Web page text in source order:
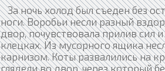
За ночь холод был съеден без
ноги. Воробьи несли разный
двор, почувствовала прилив сил
клецках. Из мусорного ящика
карнизом. Коты развалились на
глядели во двор, через который